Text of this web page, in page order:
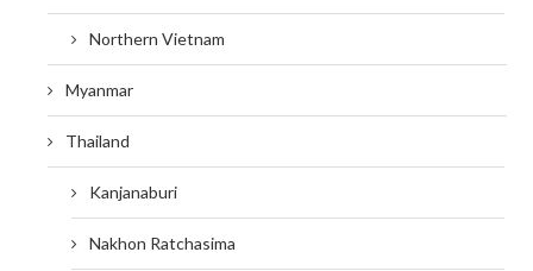
Northern Vietnam
Myanmar
Thailand
Kanjanaburi
Nakhon Ratchasima